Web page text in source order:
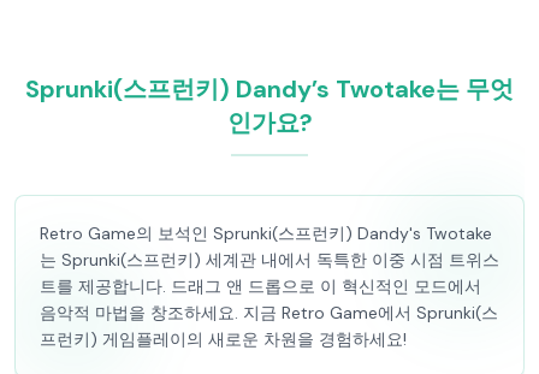
Sprunki(스프런키) Dandy’s Twotake는 무엇
인가요?
Retro Game의 보석인 Sprunki(스프런키) Dandy's Twotake
는 Sprunki(스프런키) 세계관 내에서 독특한 이중 시점 트위스
트를 제공합니다. 드래그 앤 드롭으로 이 혁신적인 모드에서
음악적 마법을 창조하세요. 지금 Retro Game에서 Sprunki(스
프런키) 게임플레이의 새로운 차원을 경험하세요!